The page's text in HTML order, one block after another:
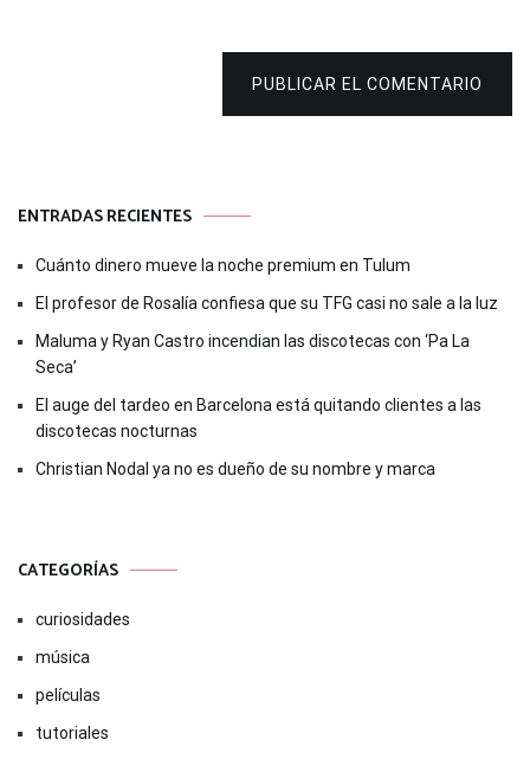
PUBLICAR EL COMENTARIO
ENTRADAS RECIENTES
Cuánto dinero mueve la noche premium en Tulum
El profesor de Rosalía confiesa que su TFG casi no sale a la luz
Maluma y Ryan Castro incendian las discotecas con ‘Pa La
Seca’
El auge del tardeo en Barcelona está quitando clientes a las
discotecas nocturnas
Christian Nodal ya no es dueño de su nombre y marca
CATEGORÍAS
curiosidades
música
películas
tutoriales